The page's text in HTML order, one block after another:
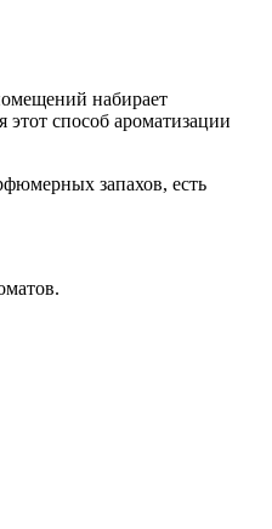
набирает
способ ароматизации
запахов, есть